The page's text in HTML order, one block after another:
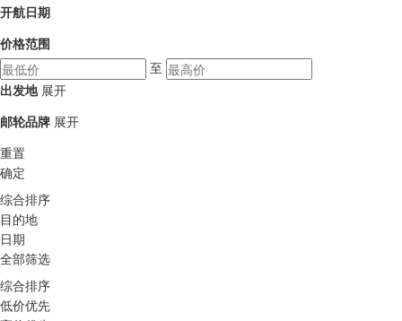
开航日期
价格范围
至
出发地 展开
邮轮品牌 展开
重置
确定
综合排序
目的地
日期
全部筛选
综合排序
低价优先